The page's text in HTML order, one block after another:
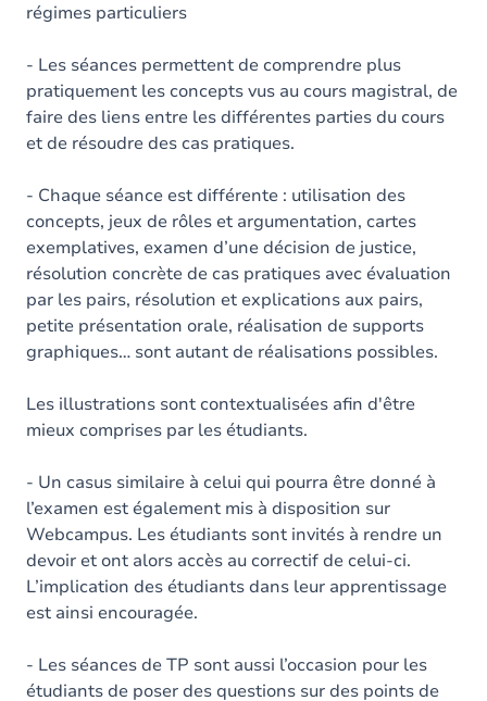
régimes particuliers
- Les séances permettent de comprendre plus
pratiquement les concepts vus au cours magistral, de
faire des liens entre les différentes parties du cours
et de résoudre des cas pratiques.
- Chaque séance est différente : utilisation des
concepts, jeux de rôles et argumentation, cartes
exemplatives, examen d’une décision de justice,
résolution concrète de cas pratiques avec évaluation
par les pairs, résolution et explications aux pairs,
petite présentation orale, réalisation de supports
graphiques… sont autant de réalisations possibles.
Les illustrations sont contextualisées afin d'être
mieux comprises par les étudiants.
- Un casus similaire à celui qui pourra être donné à
l’examen est également mis à disposition sur
Webcampus. Les étudiants sont invités à rendre un
devoir et ont alors accès au correctif de celui-ci.
L’implication des étudiants dans leur apprentissage
est ainsi encouragée.
- Les séances de TP sont aussi l’occasion pour les
étudiants de poser des questions sur des points de